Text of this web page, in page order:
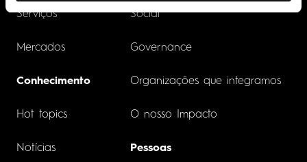
Serviços
Mercados
Conhecimento
Hot topics
Notícias
Social
Governance
Organizações que integramos
O nosso Impacto
Pessoas